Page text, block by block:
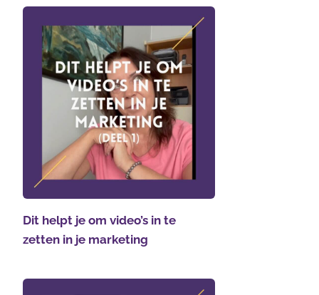
Dit helpt je om video’s in te
zetten in je marketing